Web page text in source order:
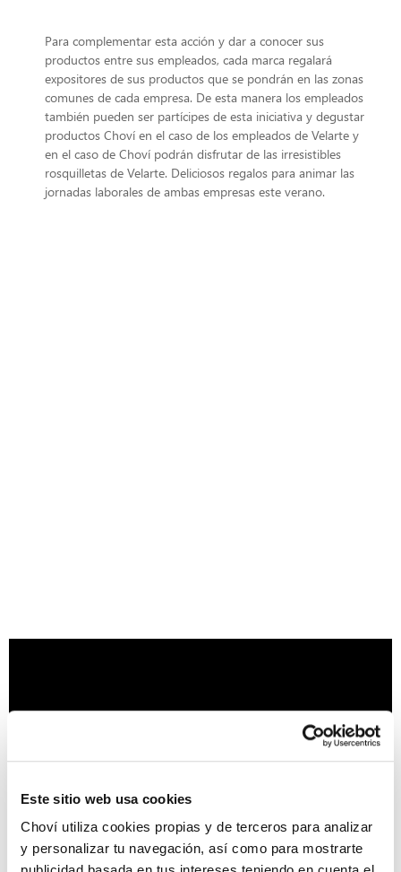
Este sitio web usa cookies
Choví utiliza cookies propias y de terceros para analizar
y personalizar tu navegación, así como para mostrarte
Para complementar esta acción y dar a conocer sus
productos entre sus empleados, cada marca regalará
expositores de sus productos que se pondrán en las zonas
comunes de cada empresa. De esta manera los empleados
también pueden ser partícipes de esta iniciativa y degustar
productos Choví en el caso de los empleados de Velarte y
en el caso de Choví podrán disfrutar de las irresistibles
rosquilletas de Velarte. Deliciosos regalos para animar las
jornadas laborales de ambas empresas este verano.